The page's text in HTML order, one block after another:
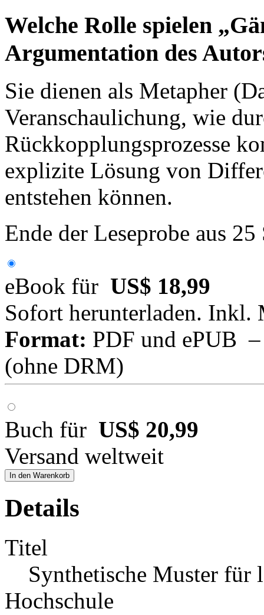
Welche Rolle spielen
Argumentation des
Sie dienen als Metapher
Veranschaulichung, wie
Rückkopplungsprozesse
explizite Lösung von
entstehen können.
Ende der Leseprobe aus
eBook für US$ 18,99
Sofort herunterladen. Inkl.
Format: PDF und ePUB
(ohne DRM)
Buch für US$ 20,99
Versand weltweit
In den Warenkorb
Details
Titel
Synthetische Muster für
Hochschule